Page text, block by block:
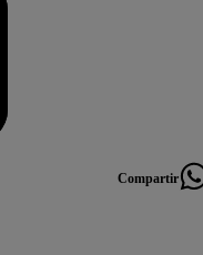
Compartir